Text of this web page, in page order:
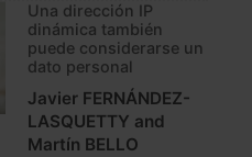
Una dirección IP
dinámica también
puede considerarse un
dato personal
Javier FERNÁNDEZ-
LASQUETTY and
Martín BELLO